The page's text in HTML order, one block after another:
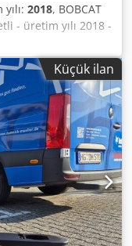
2018, BOBCAT
- üretim yılı 2018 -
Motor üreticisi
Motor modeli
3
suyu
yükseklik 532
min/maks) 1398
basıncı Jeostatik
ağırlığı 3069
3188 kg
l/dak Bağlı
Yardımcı akış 48
Düşük hız
4,6 km/sa
Küçük ilan